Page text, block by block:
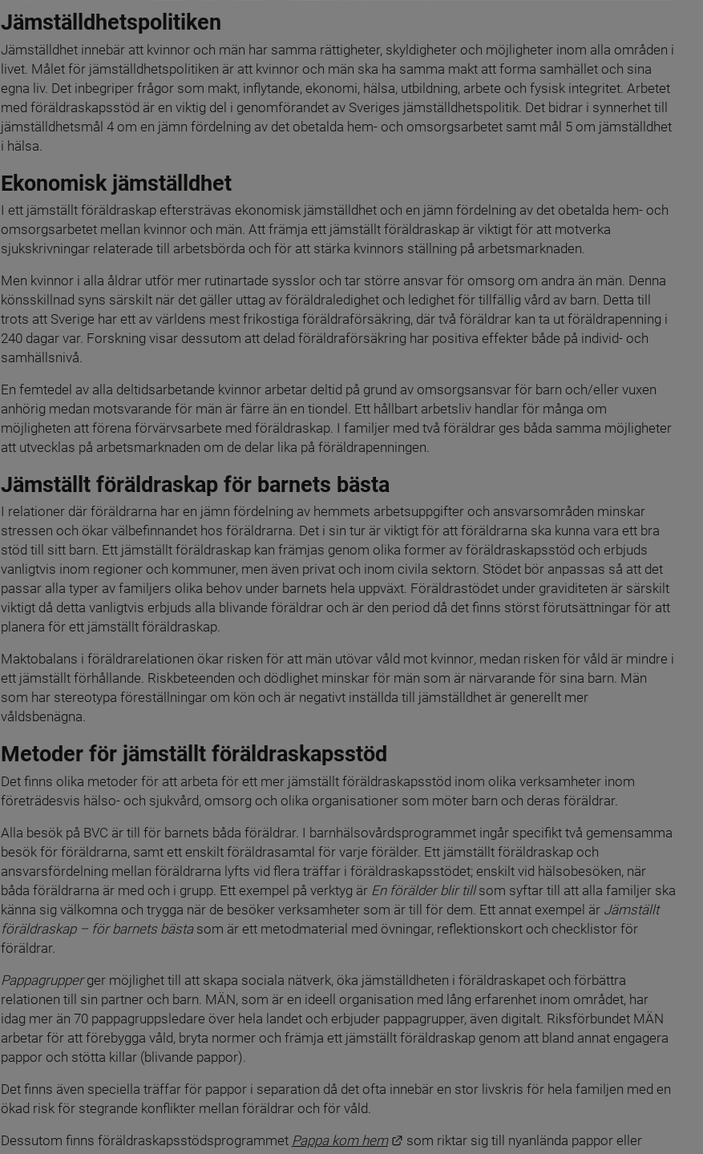
Jämställdhetspolitiken
Jämställdhet innebär att kvinnor och män har samma rättigheter, skyldigheter och möjligheter inom alla områden i
livet. Målet för jämställdhetspolitiken är att kvinnor och män ska ha samma makt att forma samhället och sina
egna liv. Det inbegriper frågor som makt, inflytande, ekonomi, hälsa, utbildning, arbete och fysisk integritet. Arbetet
med föräldraskapsstöd är en viktig del i genom­förandet av Sveriges jämställdhetspolitik. Det bidrar i synnerhet till
jämställdhetsmål 4 om en jämn fördelning av det obetalda hem- och omsorgsarbetet samt mål 5 om jämställdhet
i hälsa.
Ekonomisk jämställdhet
I ett jämställt föräldraskap eftersträvas ekonomisk jämställdhet och en jämn fördelning av det obetalda hem- och
omsorgsarbetet mellan kvinnor och män. Att främja ett jämställt föräldraskap är viktigt för att motverka
sjukskrivningar relaterade till arbetsbörda och för att stärka kvinnors ställning på arbetsmarknaden.
Men kvinnor i alla åldrar utför mer rutinartade sysslor och tar större ansvar för omsorg om andra än män. Denna
könsskillnad syns särskilt när det gäller uttag av föräldraledighet och ledighet för tillfällig vård av barn. Detta till
trots att Sverige har ett av världens mest frikostiga föräldraförsäkring, där två föräldrar kan ta ut föräldra­penning i
240 dagar var. Forskning visar dessutom att delad föräldraförsäkring har positiva effekter både på individ- och
samhällsnivå.
En femtedel av alla deltidsarbetande kvinnor arbetar deltid på grund av omsorgsansvar för barn och/eller vuxen
anhörig medan motsvarande för män är färre än en tiondel. Ett hållbart arbetsliv handlar för många om
möjligheten att förena förvärvsarbete med föräldraskap. I familjer med två föräldrar ges båda samma möjligheter
att utvecklas på arbetsmarknaden om de delar lika på föräldrapenningen.
Jämställt föräldraskap för barnets bästa
I relationer där föräldrarna har en jämn fördelning av hemmets arbetsuppgifter och ansvarsområden minskar
stressen och ökar välbefinnandet hos föräldrarna. Det i sin tur är viktigt för att föräldrarna ska kunna vara ett bra
stöd till sitt barn. Ett jämställt föräldraskap kan främjas genom olika former av föräldraskapsstöd och erbjuds
vanligtvis inom regioner och kommuner, men även privat och inom civila sektorn. Stödet bör anpassas så att det
passar alla typer av familjers olika behov under barnets hela uppväxt. Föräldrastödet under graviditeten är särskilt
viktigt då detta vanligtvis erbjuds alla blivande föräldrar och är den period då det finns störst förutsättningar för att
planera för ett jämställt föräldraskap.
Maktobalans i föräldrarelationen ökar risken för att män utövar våld mot kvinnor, medan risken för våld är mindre i
ett jämställt förhållande. Riskbeteenden och dödlighet minskar för män som är närvarande för sina barn. Män
som har stereotypa föreställningar om kön och är negativt inställda till jämställdhet är generellt mer
våldsbenägna.
Metoder för jämställt föräldraskapsstöd
Det finns olika metoder för att arbeta för ett mer jämställt föräldraskapsstöd inom olika verksamheter inom
företrädesvis hälso- och sjukvård, omsorg och olika organisationer som möter barn och deras föräldrar.
Alla besök på BVC är till för barnets båda föräldrar. I barnhälsovårdsprogrammet ingår specifikt två gemensamma
besök för föräldrarna, samt ett enskilt föräldrasamtal för varje förälder. Ett jämställt föräldraskap och
ansvarsfördelning mellan föräldrarna lyfts vid flera träffar i föräldraskapsstödet; enskilt vid hälsobesöken, när
båda föräldrarna är med och i grupp. Ett exempel på verktyg är En förälder blir till som syftar till att alla familjer ska
känna sig välkomna och trygga när de besöker verksamheter som är till för dem. Ett annat exempel är Jämställt
föräldraskap – för barnets bästa som är ett metodmaterial med övningar, reflektionskort och checklistor för
föräldrar.
Pappagrupper ger möjlighet till att skapa sociala nätverk, öka jämställdheten i föräldraskapet och förbättra
relationen till sin partner och barn. MÄN, som är en ideell organisation med lång erfarenhet inom området, har
idag mer än 70 pappagruppsledare över hela landet och erbjuder pappagrupper, även digitalt. Riksförbundet MÄN
arbetar för att förebygga våld, bryta normer och främja ett jämställt föräldraskap genom att bland annat engagera
pappor och stötta killar (blivande pappor).
Det finns även speciella träffar för pappor i separation då det ofta innebär en stor livskris för hela familjen med en
ökad risk för stegrande konflikter mellan föräldrar och för våld.
Dessutom finns föräldraskapsstödsprogrammet Pappa kom hem Länk till annan webbplats.
som riktar sig till nyanlända pappor eller